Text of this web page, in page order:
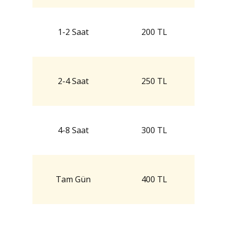
1-2 Saat 200 TL
2-4 Saat 250 TL
4-8 Saat 300 TL
Tam Gün 400 TL